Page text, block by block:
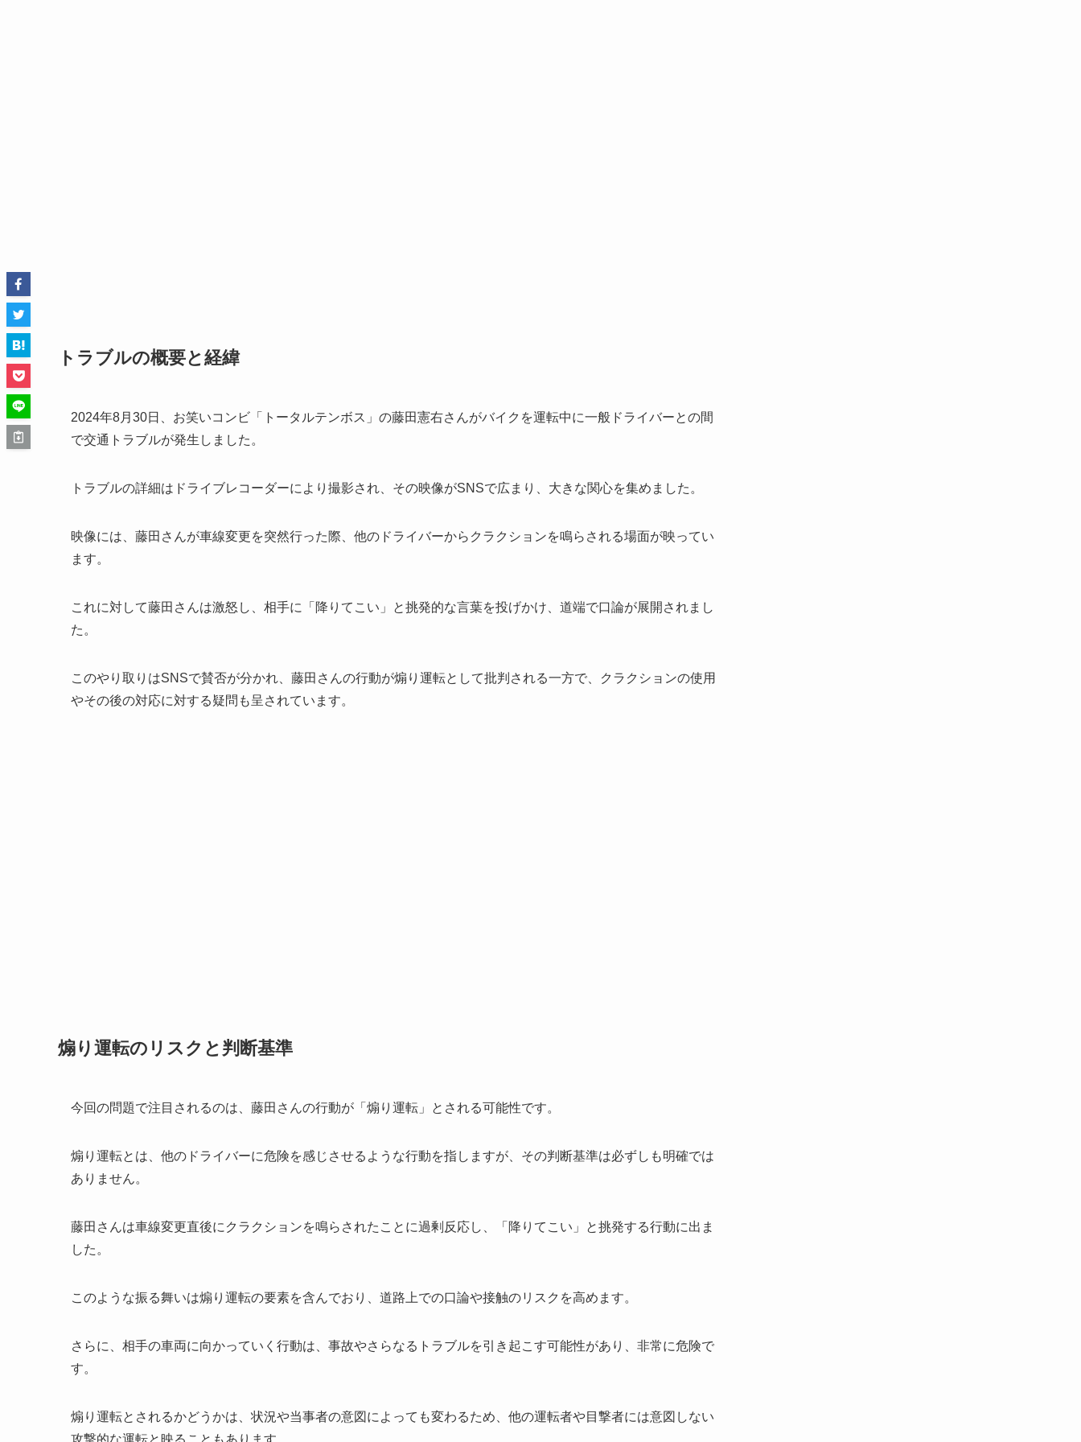
トラブルの概要と経緯
2024年8月30日、お笑いコンビ「トータルテンボス」の藤田憲右さんがバイクを運転中に一般ドライバーとの間
で交通トラブルが発生しました。
トラブルの詳細はドライブレコーダーにより撮影され、その映像がSNSで広まり、大きな関心を集めました。
映像には、藤田さんが車線変更を突然行った際、他のドライバーからクラクションを鳴らされる場面が映ってい
ます。
これに対して藤田さんは激怒し、相手に「降りてこい」と挑発的な言葉を投げかけ、道端で口論が展開されまし
た。
このやり取りはSNSで賛否が分かれ、藤田さんの行動が煽り運転として批判される一方で、クラクションの使用
やその後の対応に対する疑問も呈されています。
煽り運転のリスクと判断基準
今回の問題で注目されるのは、藤田さんの行動が「煽り運転」とされる可能性です。
煽り運転とは、他のドライバーに危険を感じさせるような行動を指しますが、その判断基準は必ずしも明確では
ありません。
藤田さんは車線変更直後にクラクションを鳴らされたことに過剰反応し、「降りてこい」と挑発する行動に出ま
した。
このような振る舞いは煽り運転の要素を含んでおり、道路上での口論や接触のリスクを高めます。
さらに、相手の車両に向かっていく行動は、事故やさらなるトラブルを引き起こす可能性があり、非常に危険で
す。
煽り運転とされるかどうかは、状況や当事者の意図によっても変わるため、他の運転者や目撃者には意図しない
攻撃的な運転と映ることもあります。